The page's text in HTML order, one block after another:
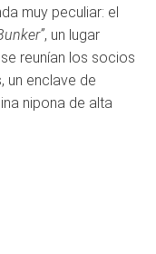
muy peculiar: el
, un lugar
reunían los socios
un enclave de
nipona de alta